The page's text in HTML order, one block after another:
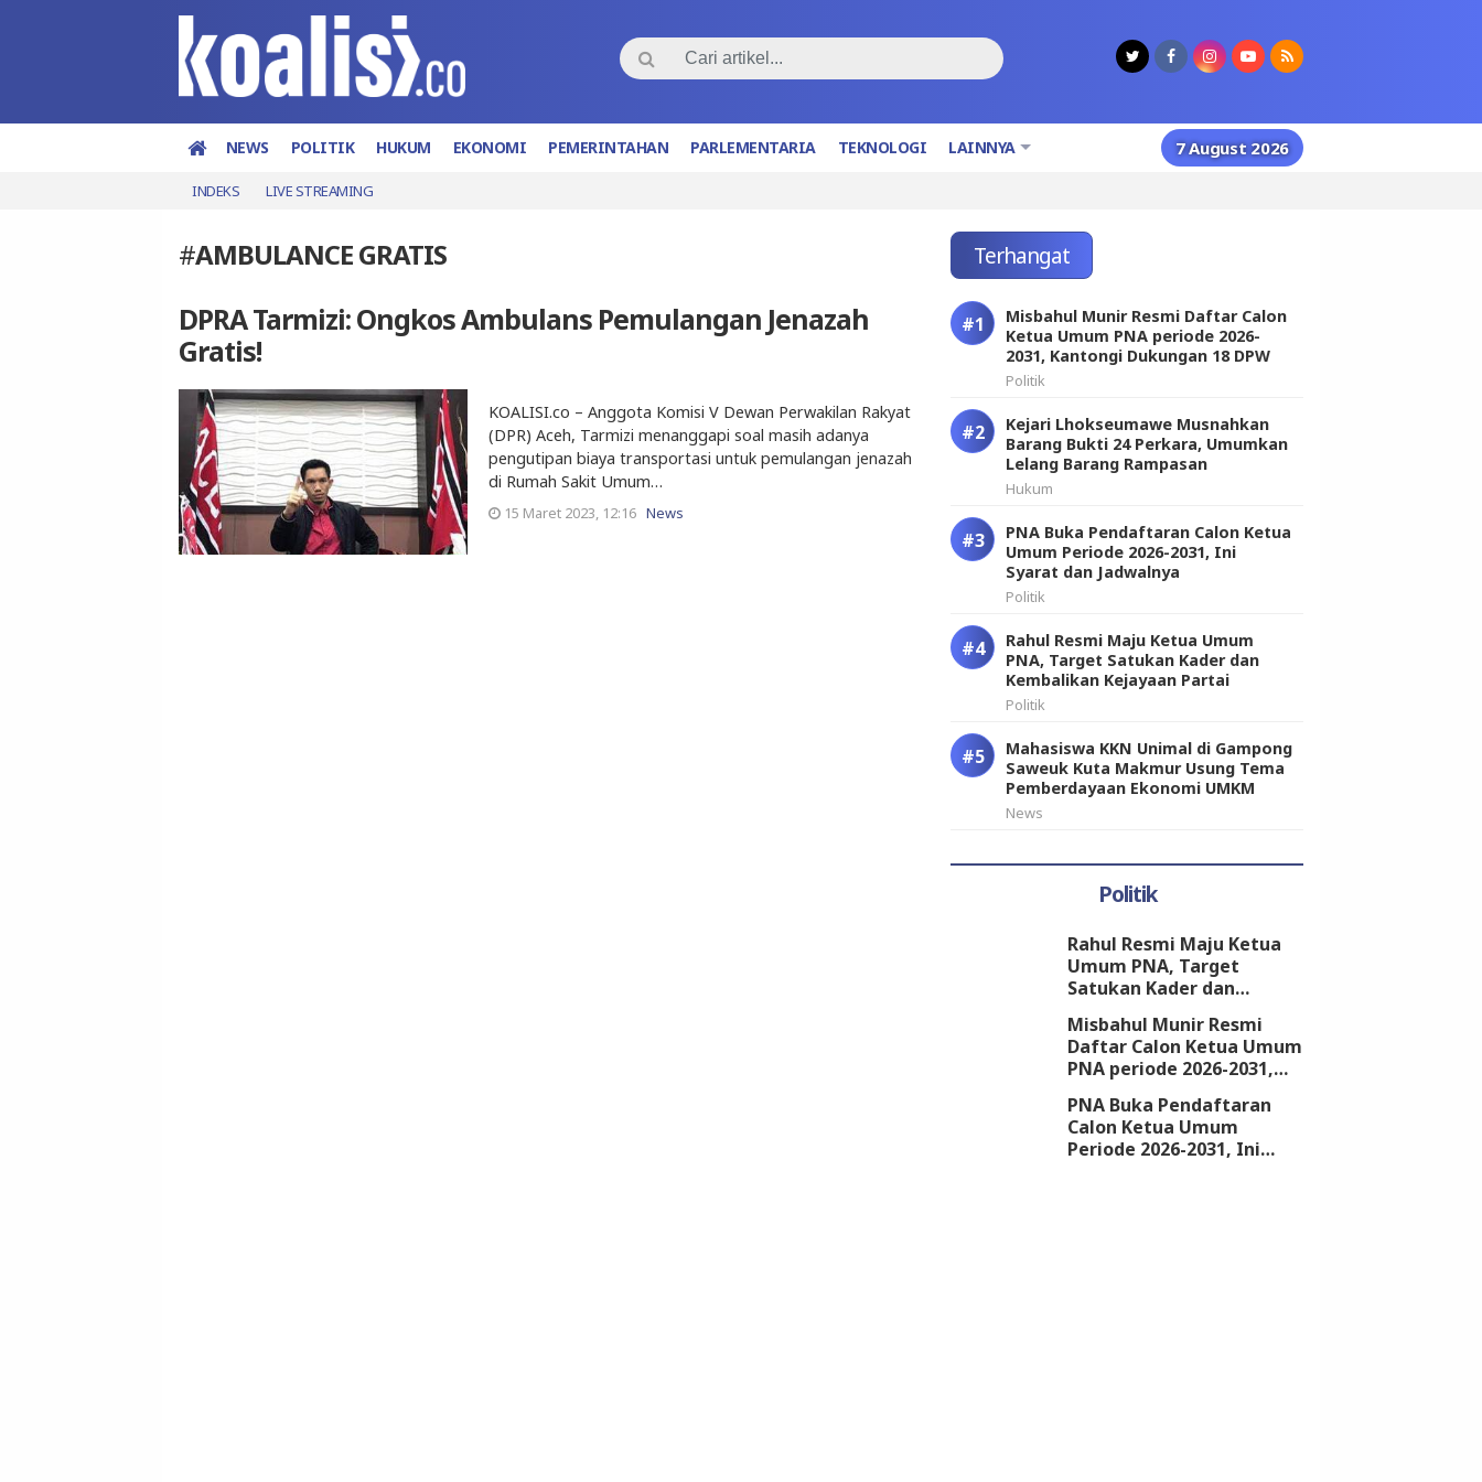
NEWS POLITIK HUKUM EKONOMI PEMERINTAHAN PARLEMENTARIA TEKNOLOGI LAINNYA 7 August 2026
INDEKS LIVE STREAMING
#AMBULANCE GRATIS
DPRA Tarmizi: Ongkos Ambulans Pemulangan Jenazah
Gratis!
KOALISI.co – Anggota Komisi V Dewan Perwakilan Rakyat
(DPR) Aceh, Tarmizi menanggapi soal masih adanya
pengutipan biaya transportasi untuk pemulangan jenazah
di Rumah Sakit Umum…
15 Maret 2023, 12:16 News
Terhangat
Misbahul Munir Resmi Daftar Calon
Ketua Umum PNA periode 2026-
2031, Kantongi Dukungan 18 DPW
Politik
Kejari Lhokseumawe Musnahkan
Barang Bukti 24 Perkara, Umumkan
Lelang Barang Rampasan
Hukum
PNA Buka Pendaftaran Calon Ketua
Umum Periode 2026-2031, Ini
Syarat dan Jadwalnya
Politik
Rahul Resmi Maju Ketua Umum
PNA, Target Satukan Kader dan
Kembalikan Kejayaan Partai
Politik
Mahasiswa KKN Unimal di Gampong
Saweuk Kuta Makmur Usung Tema
Pemberdayaan Ekonomi UMKM
News
Politik
Rahul Resmi Maju Ketua
Umum PNA, Target
Satukan Kader dan
Partai
Misbahul Munir Resmi
Daftar Calon Ketua Umum
PNA periode 2026-2031,
DPW
PNA Buka Pendaftaran
Calon Ketua Umum
Periode 2026-2031, Ini